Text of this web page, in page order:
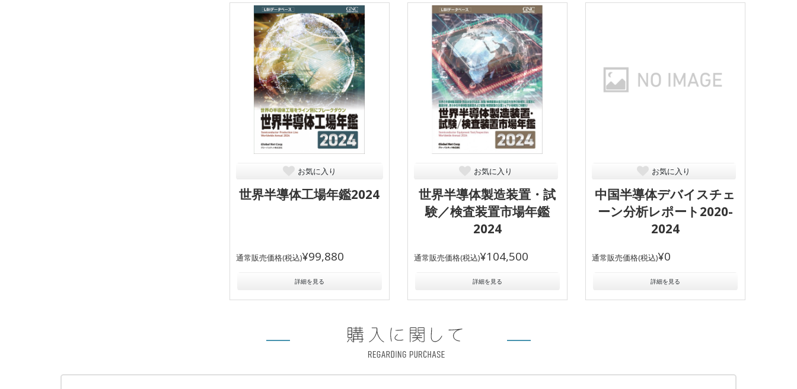
お気に入り
世界半導体工場年鑑2024
通常販売価格(税込)¥99,880
詳細を見る
お気に入り
世界半導体製造装置・試
験／検査装置市場年鑑
2024
通常販売価格(税込)¥104,500
詳細を見る
お気に入り
中国半導体デバイスチェ
ーン分析レポート2020-
2024
通常販売価格(税込)¥0
詳細を見る